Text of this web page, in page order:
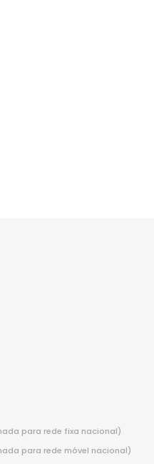
para rede fixa nacional)
para rede móvel nacional)